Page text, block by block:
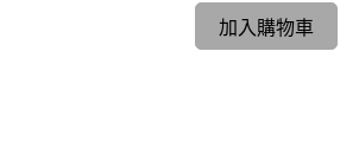
加入購物車